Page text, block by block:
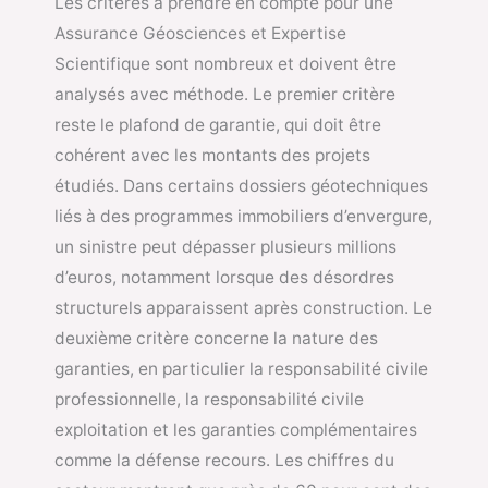
Assurance Géosciences et Expertise
Scientifique sont nombreux et doivent être
analysés avec méthode. Le premier critère
reste le plafond de garantie, qui doit être
cohérent avec les montants des projets
étudiés. Dans certains dossiers géotechniques
liés à des programmes immobiliers d’envergure,
un sinistre peut dépasser plusieurs millions
d’euros, notamment lorsque des désordres
structurels apparaissent après construction. Le
deuxième critère concerne la nature des
garanties, en particulier la responsabilité civile
professionnelle, la responsabilité civile
exploitation et les garanties complémentaires
comme la défense recours. Les chiffres du